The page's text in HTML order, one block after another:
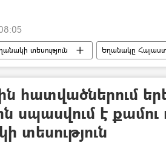
տեսություն Եղանակը
Անձրև տեղումներ Երևան
հատվածներում
սպասվում է քամու
տեսություն